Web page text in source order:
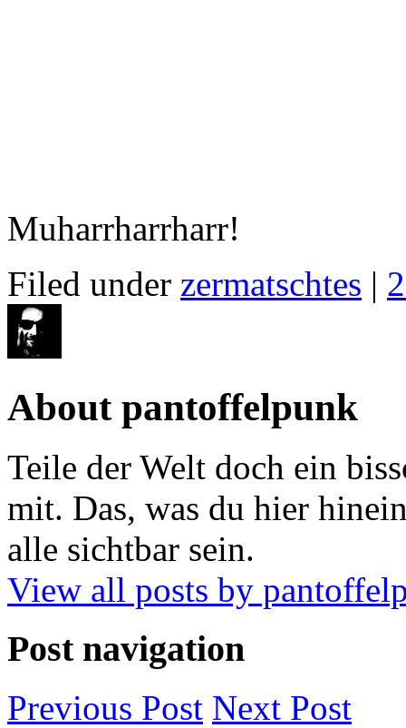
Muharrharrharr!
Filed under zermatschtes |
About pantoffelpunk
Teile der Welt doch ein
mit. Das, was du hier
alle sichtbar sein.
View all posts by
Post navigation
Previous Post Next Post